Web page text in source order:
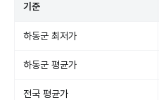
기준
하동군 최저가
하동군 평균가
전국 평균가